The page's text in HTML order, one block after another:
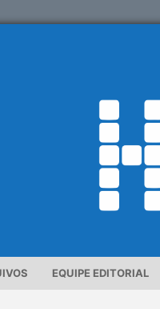
EQUIPE EDITORIAL